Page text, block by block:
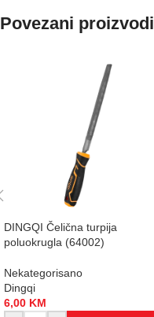
Povezani proizvodi
DINGQI Čelična turpija
poluokrugla (64002)
Nekategorisano
Dingqi
6,00 KM